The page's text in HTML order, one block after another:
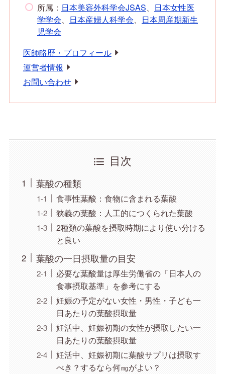
所属： 日本美容外科学会JSAS、 日本女性医
学学会、 日本産婦人科学会、 日本周産期新生
児学会
医師略歴・プロフィール
運営者情報
お問い合わせ
目次
葉酸の種類
食事性葉酸：食物に含まれる葉酸
狭義の葉酸：人工的につくられた葉酸
2種類の葉酸を摂取時期により使い分ける
と良い
葉酸の一日摂取量の目安
必要な葉酸量は厚生労働省の「日本人の
食事摂取基準」を参考にする
妊娠の予定がない女性・男性・子ども一
日あたりの葉酸摂取量
妊活中、妊娠初期の女性が摂取したい一
日あたりの葉酸摂取量
妊活中、妊娠初期に葉酸サプリは摂取す
べき？するなら何㎎がよい？